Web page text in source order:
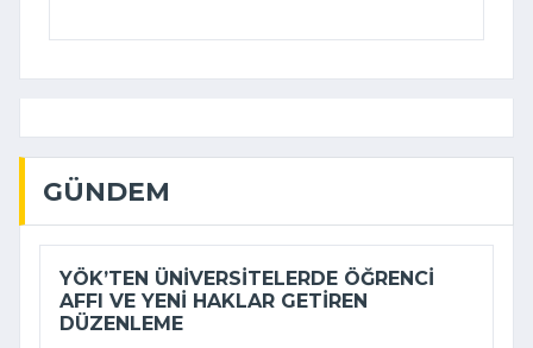
GÜNDEM
YÖK’TEN ÜNIVERSITELERDE ÖĞRENCI
AFFI VE YENI HAKLAR GETIREN
DÜZENLEME